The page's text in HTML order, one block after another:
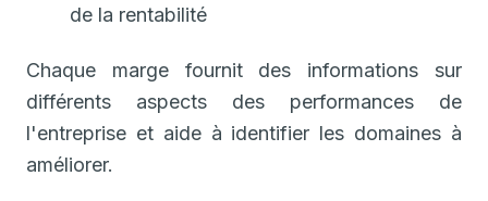
de la rentabilité
Chaque marge fournit des informations sur
différents aspects des performances de
l'entreprise et aide à identifier les domaines à
améliorer.